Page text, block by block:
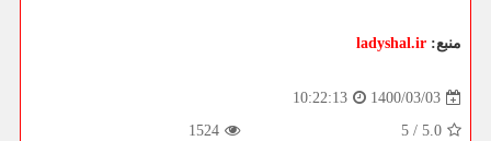
منبع: ladyshal.ir
1400/03/03
10:22:13
5.0
/
5
1524